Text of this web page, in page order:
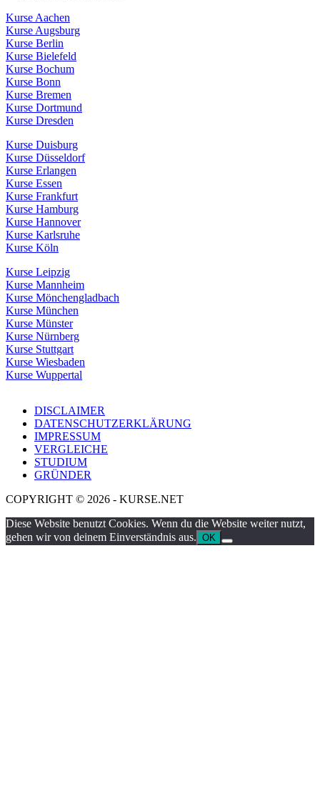
Kurse Aachen
Kurse Augsburg
Kurse Berlin
Kurse Bielefeld
Kurse Bochum
Kurse Bonn
Kurse Bremen
Kurse Dortmund
Kurse Dresden
Kurse Duisburg
Kurse Düsseldorf
Kurse Erlangen
Kurse Essen
Kurse Frankfurt
Kurse Hamburg
Kurse Hannover
Kurse Karlsruhe
Kurse Köln
Kurse Leipzig
Kurse Mannheim
Kurse Mönchengladbach
Kurse München
Kurse Münster
Kurse Nürnberg
Kurse Stuttgart
Kurse Wiesbaden
Kurse Wuppertal
DISCLAIMER
DATENSCHUTZERKLÄRUNG
IMPRESSUM
VERGLEICHE
STUDIUM
GRÜNDER
COPYRIGHT © 2026 - KURSE.NET
Diese Website benutzt Cookies. Wenn du die Website weiter nutzt,
gehen wir von deinem Einverständnis aus. OK